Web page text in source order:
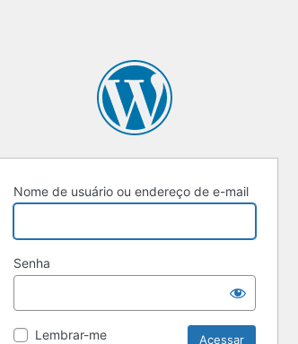
Nome de usuário ou endereço de e-mail
Senha
Lembrar-me